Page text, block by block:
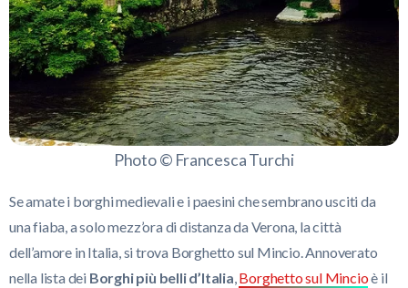
Photo © Francesca Turchi
Se amate i borghi medievali e i paesini che sembrano usciti da
una fiaba, a solo mezz’ora di distanza da Verona, la città
dell’amore in Italia, si trova Borghetto sul Mincio. Annoverato
nella lista dei Borghi più belli d’Italia,Borghetto sul Mincioè il